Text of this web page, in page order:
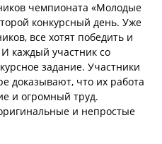
чемпионата «Молодые
конкурсный день. Уже
все хотят победить и
каждый участник со
задание. Участники
доказывают, что их работа
и огромный труд.
и непростые